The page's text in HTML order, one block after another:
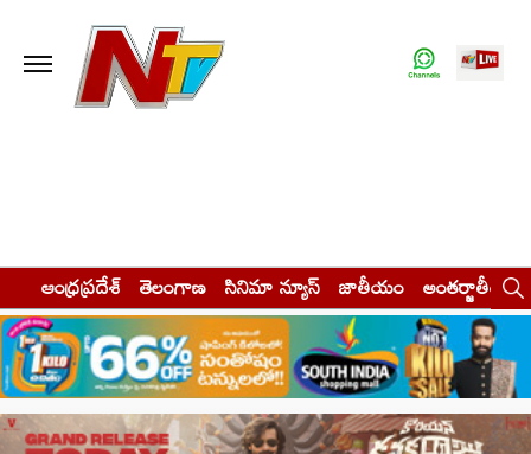
ఆంధ్రప్రదేశ్ తెలంగాణ సినిమా న్యూస్ జాతీయం అంతర్జాతీయం